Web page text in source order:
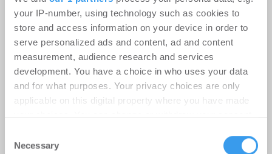
your IP-number, using technology such as cookies to
store and access information on your device in order to
serve personalized ads and content, ad and content
measurement, audience research and services
development. You have a choice in who uses your data
and for what purposes. Your privacy choices are only
applicable on this digital property where you have made
the Privacy trigger icon.
Selection
Necessary
Wohnen | Märkte -06.08.2026
Preisanstieg verliert an Schwung, real sinken die
Immobilienpreise im Jahresvergleich